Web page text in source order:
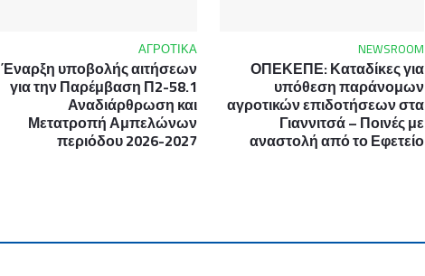
NEWSROOM
ΟΠΕΚΕΠΕ: Καταδίκες για
υπόθεση παράνομων
αγροτικών επιδοτήσεων στα
Γιαννιτσά – Ποινές με
αναστολή από το Εφετείο
ΑΓΡΟΤΙΚΑ
Έναρξη υποβολής αιτήσεων
για την Παρέμβαση Π2-58.1
Αναδιάρθρωση και
Μετατροπή Αμπελώνων
περιόδου 2026-2027